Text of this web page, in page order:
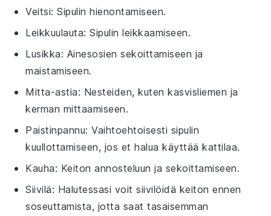
Veitsi: Sipulin hienontamiseen.
Leikkuulauta: Sipulin leikkaamiseen.
Lusikka: Ainesosien sekoittamiseen ja
maistamiseen.
Mitta-astia: Nesteiden, kuten kasvisliemen ja
kerman mittaamiseen.
Paistinpannu: Vaihtoehtoisesti sipulin
kuullottamiseen, jos et halua käyttää kattilaa.
Kauha: Keiton annosteluun ja sekoittamiseen.
Siivilä: Halutessasi voit siivilöidä keiton ennen
soseuttamista, jotta saat tasaisemman